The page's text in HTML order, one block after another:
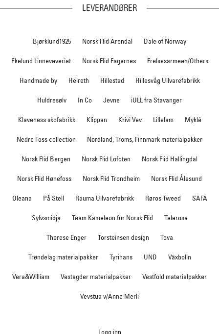
LEVERANDØRER
Bjørklund1925 Norsk Flid Arendal Dale of Norway
Ekelund Linneveveriet Norsk Flid Fagernes Frelsesarmeen/Others
Handmade by Heireth Hillestad Hillesvåg Ullvarefabrikk
Huldresølv In Co Jevne iULL fra Stavanger
Klaveness skofabrikk Klippan Krivi Vev Lillelam Myklé
Nedre Foss collection Nordland, Troms, Finnmark materialpakker
Norsk Flid Bergen Norsk Flid Lofoten Norsk Flid Hallingdal
Norsk Flid Hønefoss Norsk Flid Trondheim Norsk Flid Ålesund
Oleana På Stell Rauma Ullvarefabrikk Røros Tweed SAFA
Sylvsmidja Team Kameleon for Norsk Flid Telerosa
Therese Enger Torsteinsen design Tova
Trøndelag materialpakker Tyrihans UND Växbolin
Vera&William Vestagder materialpakker Vestfold materialpakker
Vevstua v/Anne Merli
Logg inn